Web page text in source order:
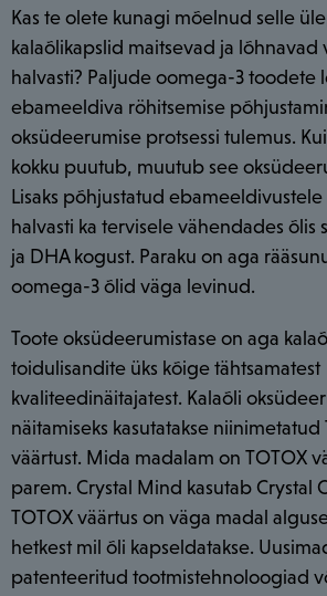
Kas te olete kunagi mõelnud selle
kalaõlikapslid maitsevad ja lõhnavad
halvasti? Paljude oomega-3 toodete
ebameeldiva röhitsemise
oksüdeerumise protsessi tulemus.
kokku puutub, muutub see
Lisaks põhjustatud
halvasti ka tervisele vähendades õlis
ja DHA kogust. Paraku on aga
oomega-3 õlid väga levinud.
Toote oksüdeerumistase on aga
toidulisandite üks kõige tähtsamatest
kvaliteedinäitajatest. Kalaõli
näitamiseks kasutatakse niinimetatud
väärtust. Mida madalam on TOTOX
parem. Crystal Mind kasutab Crystal
TOTOX väärtus on väga madal
hetkest mil õli kapseldatakse.
patenteeritud tootmistehnoloogiad